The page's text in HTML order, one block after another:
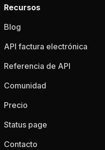
Recursos
Blog
API factura electrónica
Referencia de API
Comunidad
Precio
Status page
Contacto